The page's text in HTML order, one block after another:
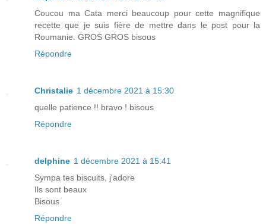
Coucou ma Cata merci beaucoup pour cette magnifique
recette que je suis fière de mettre dans le post pour la
Roumanie. GROS GROS bisous
Répondre
Christalie 1 décembre 2021 à 15:30
quelle patience !! bravo ! bisous
Répondre
delphine 1 décembre 2021 à 15:41
Sympa tes biscuits, j'adore
Ils sont beaux
Bisous
Répondre